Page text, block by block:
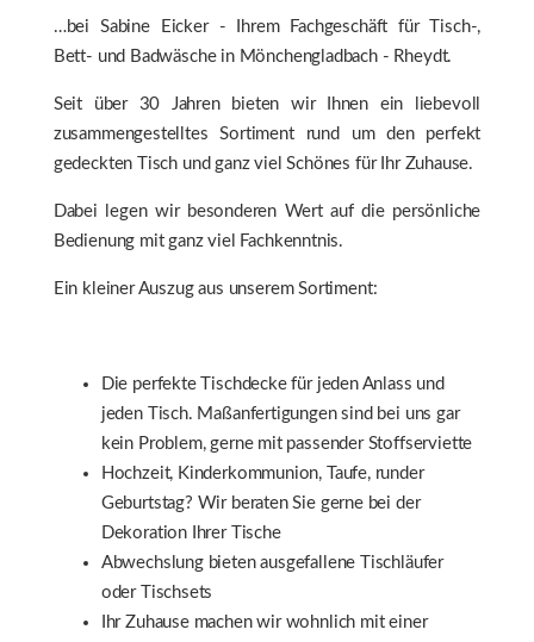
…bei Sabine Eicker - Ihrem Fachgeschäft für Tisch-,
Bett- und Badwäsche in Mönchengladbach - Rheydt.
Seit über 30 Jahren bieten wir Ihnen ein liebevoll
zusammengestelltes Sortiment rund um den perfekt
gedeckten Tisch und ganz viel Schönes für Ihr Zuhause.
Dabei legen wir besonderen Wert auf die persönliche
Bedienung mit ganz viel Fachkenntnis.
Ein kleiner Auszug aus unserem Sortiment:
Die perfekte Tischdecke für jeden Anlass und
jeden Tisch. Maßanfertigungen sind bei uns gar
kein Problem, gerne mit passender Stoffserviette
Hochzeit, Kinderkommunion, Taufe, runder
Geburtstag? Wir beraten Sie gerne bei der
Dekoration Ihrer Tische
Abwechslung bieten ausgefallene Tischläufer
oder Tischsets
Ihr Zuhause machen wir wohnlich mit einer